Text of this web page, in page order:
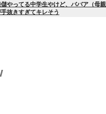
やってる中学生やけど、ババア（母
抜きすぎてキレそう